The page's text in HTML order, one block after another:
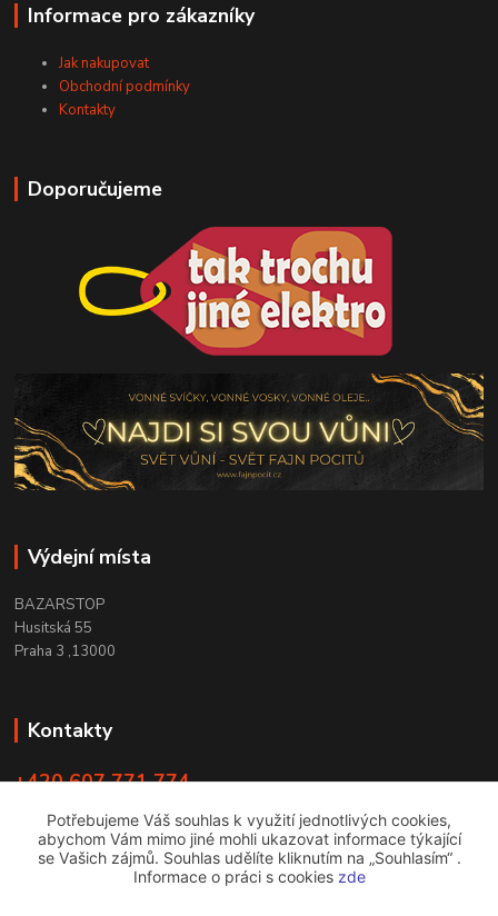
Informace pro zákazníky
Jak nakupovat
Obchodní podmínky
Kontakty
Doporučujeme
Výdejní místa
BAZARSTOP
Husitská 55
Praha 3 ,13000
Kontakty
+420 607 771 774
info@bazarstop.cz
Potřebujeme Váš souhlas k využití jednotlivých cookies,
abychom Vám mimo jiné mohli ukazovat informace týkající
se Vašich zájmů. Souhlas udělíte kliknutím na „Souhlasím“ .
Informace o práci s cookies zde